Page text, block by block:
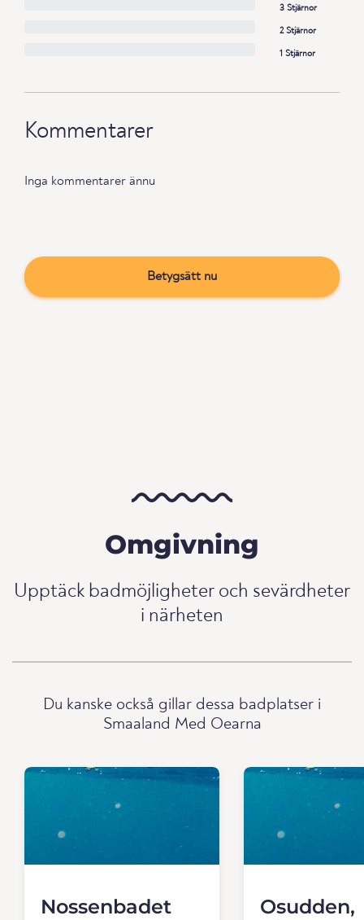
3 Stjärnor
2 Stjärnor
1 Stjärnor
Kommentarer
Inga kommentarer ännu
Betygsätt nu
Omgivning
Upptäck badmöjligheter och sevärdheter
i närheten
Du kanske också gillar dessa badplatser i
Smaaland Med Oearna
Nossenbadet
Osudden,